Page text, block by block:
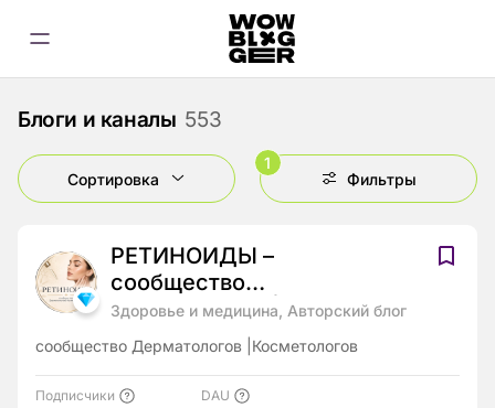
Блоги и каналы 553
Сортировка
1
Фильтры
РЕТИНОИДЫ –
сообщество
Дерматологов|
Косметологов
Здоровье и медицина, Авторский блог
сообщество Дерматологов |Косметологов
Подписчики DAU